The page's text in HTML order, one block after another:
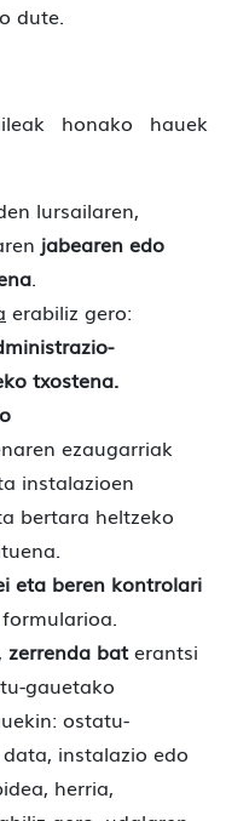
dute.
honako hauek
lursailaren,
jabearen edo
.
erabiliz gero:
txostena.
ezaugarriak
instalazioen
bertara heltzeko
eta beren kontrolari
formularioa.
, zerrenda baterantsi
gauetako
ostatu-
instalazio edo
herria,